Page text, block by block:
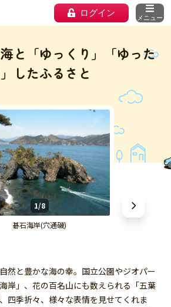
ログイン メニュー
と「ゆっくり」「ゆった
したふるさと
1/8
碁石海岸(穴通磯)
然と豊かな海の幸。国立公園やジオパー
岸」、花の百名山にも数えられる「五葉
四季折々、様々な表情を見せてくれま